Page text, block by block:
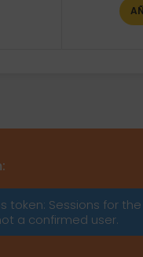
token: Sessions for
a confirmed user.